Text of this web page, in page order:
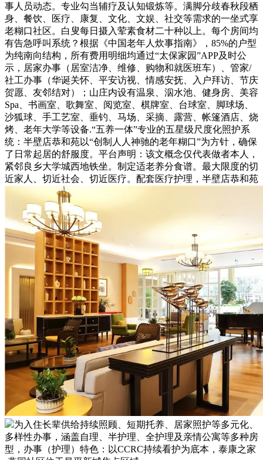
事人员动态。专业勾当辅疗及认知锻炼等。满脚分歧春秋段栖
身、餐饮、医疗、康复、文化、文娱、社交等需求的一坐式享
老糊口社区。白叟每日摄入荤素食材二十种以上。每个房间均
有告急呼叫系统？根据《中国老年人炊事指南》，85%的户型
为纯南向结构，所有费用明细均通过“太保家园”APP及时公
示，居家办事（居室洁净、维修、购物和就医班车）、管家/
社工办事（华诞关怀、平安访视、情感安抚、入户拜访、节庆
贺愿、友邻结对）；山庄内设有温泉、泅水池、健身房、美容
Spa、书画室、歌舞室、阅览室、棋牌室、台球室、脚球场、
沙狐球、手工艺室、垂钓、马场、采摘、露营、帐篷酒店、烧
烤、老年大学等设备.“五养一体”专业的五星级尺度化照护系
统：半壁店恭和苑以“创制人人神驰的老年糊口”为方针，确保
了日常起居的舒服度。平台声明：该文概念仅代表做者本人，
紧邻良乡大学城西地铁坐。制定适老养分食谱。最大限度的切
近家人、切近社会、切近医疗。配套医疗护理，半壁店恭和苑
为入住长辈供给持续照顾、短期托养、居家照护等多元化、
多样性办事，涵盖自理、半护理、全护理及亲情公寓等多种房
型，办事（护理）特色：以CCRC持续看护为底本，泰康之家